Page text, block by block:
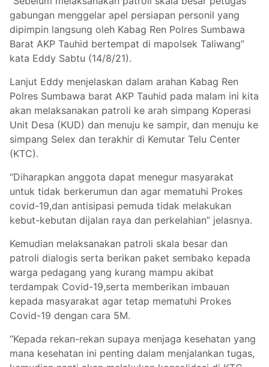
gabungan menggelar apel persiapan personil yang
dipimpin langsung oleh Kabag Ren Polres Sumbawa
Barat AKP Tauhid bertempat di mapolsek Taliwang”
kata Eddy Sabtu (14/8/21).
Lanjut Eddy menjelaskan dalam arahan Kabag Ren
Polres Sumbawa barat AKP Tauhid pada malam ini kita
akan melaksanakan patroli ke arah simpang Koperasi
Unit Desa (KUD) dan menuju ke sampir, dan menuju ke
simpang Selex dan terakhir di Kemutar Telu Center
(KTC).
“Diharapkan anggota dapat menegur masyarakat
untuk tidak berkerumun dan agar mematuhi Prokes
covid-19,dan antisipasi pemuda tidak melakukan
kebut-kebutan dijalan raya dan perkelahian” jelasnya.
Kemudian melaksanakan patroli skala besar dan
patroli dialogis serta berikan paket sembako kepada
warga pedagang yang kurang mampu akibat
terdampak Covid-19,serta memberikan imbauan
kepada masyarakat agar tetap mematuhi Prokes
Covid-19 dengan cara 5M.
“Kepada rekan-rekan supaya menjaga kesehatan yang
mana kesehatan ini penting dalam menjalankan tugas,